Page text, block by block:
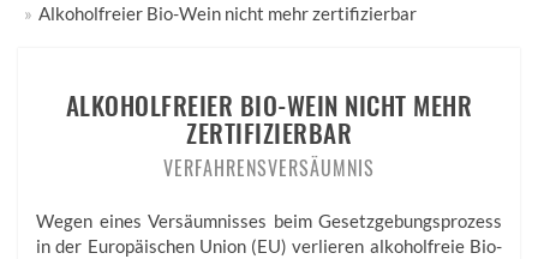
Alkoholfreier Bio-Wein nicht mehr zertifizierbar
ALKOHOLFREIER BIO-WEIN NICHT MEHR
ZERTIFIZIERBAR
VERFAHRENSVERSÄUMNIS
Wegen eines Versäumnisses beim Gesetzgebungsprozess
in der Europäischen Union (EU) verlieren alkoholfreie Bio-